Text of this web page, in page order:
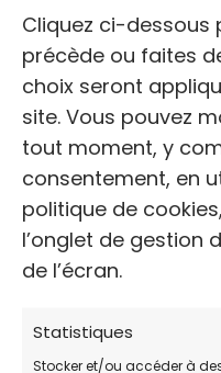
Cliquez ci-dessous
précède ou faites
choix seront
site. Vous pouvez
tout moment, y
consentement, en
politique de
l’onglet de gestion
de l’écran.
Statistiques
Stocker et/ou accéder à
mission d’accueil
l’association
et oriente les
solutions de soins
marketing